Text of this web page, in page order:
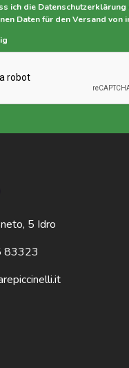
ich die
Daten für den Versand
5 Idro
83323